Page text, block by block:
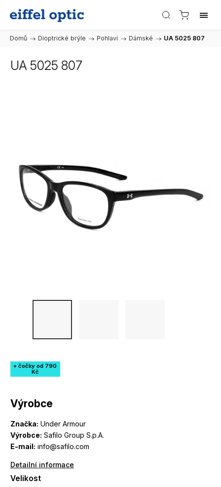
Domů / Dioptrické brýle / Pohlaví / Dámské / UA 5025 807
UA 5025 807
Výrobce
Značka: Under Armour
Výrobce: Safilo Group S.p.A.
E-mail: info@safilo.com
Detailní informace
+ čočky od 790
Kč
Velikost